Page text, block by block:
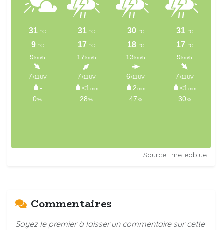
Source : meteoblue
Commentaires
Soyez le premier à laisser un commentaire sur cette